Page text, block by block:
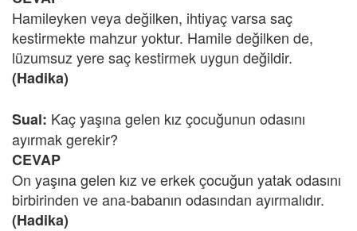
Hamileyken veya değilken, ihtiyaç varsa saç
kestirmekte mahzur yoktur. Hamile değilken de,
lüzumsuz yere saç kestirmek uygun değildir.
(Hadika)
Sual: Kaç yaşına gelen kız çocuğunun odasını
ayırmak gerekir?
CEVAP
On yaşına gelen kız ve erkek çocuğun yatak odasını
birbirinden ve ana-babanın odasından ayırmalıdır.
(Hadika)